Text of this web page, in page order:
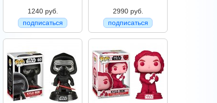
1240 руб.
подписаться
2990 руб.
подписаться